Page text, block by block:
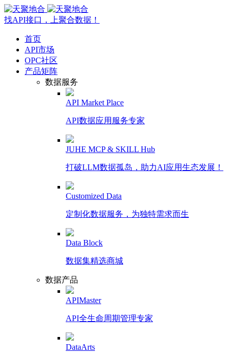
找API接口，上聚合数据！
首页
API市场
OPC社区
产品矩阵
数据服务
API Market Place
API数据应用服务专家
JUHE MCP & SKILL Hub
打破LLM数据孤岛，助力AI应用生态发展！
Customized Data
定制化数据服务，为独特需求而生
Data Block
数据集精选商城
数据产品
APIMaster
API全生命周期管理专家
DataArts